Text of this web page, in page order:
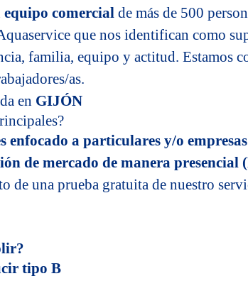
equipo comercial de más de 500
que nos identifican como
familia, equipo y actitud. Estamos
as.
en GIJÓN
enfocado a particulares y/o
de mercado de manera presencial
de una prueba gratuita de nuestro
tipo B